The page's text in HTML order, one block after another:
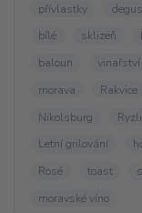
přívlastky
bílé
sklizeň
baloun
vinařství
morava
Rakvice
Nikolsburg
Letní grilování
Rosé
toast
moravské víno